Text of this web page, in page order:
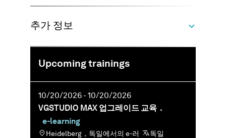
다.
추가 정보
기간： 약 3시간(MS Teams로 진행)
빈도: 분기별 1회
언어： 본 교육은 독일어와 영어로 제공됩니
다．
Upcoming trainings
10/20/2026 - 10/20/2026
VGSTUDIO MAX 업그레이드 교육．
e-learning
Heidelberg，독일에서의 e-러
독일